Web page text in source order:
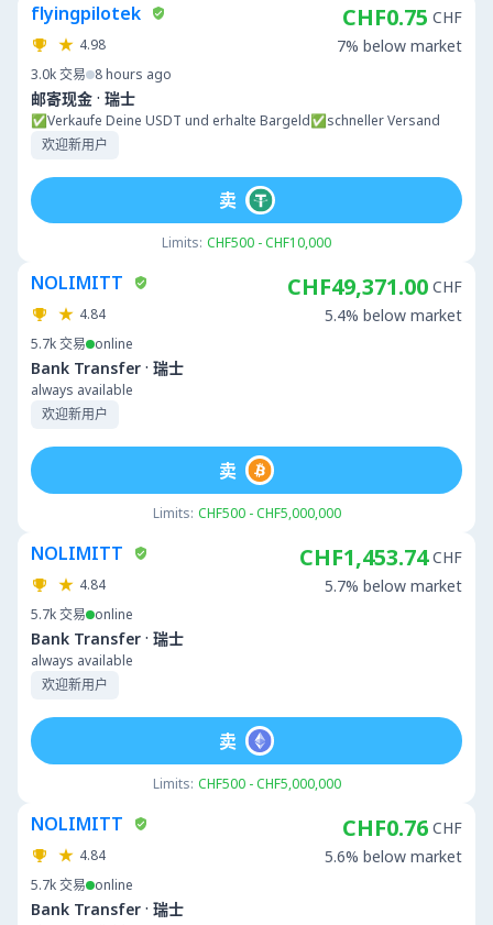
flyingpilotek
4.98
3.0k交易 8 hours ago
邮寄现金 · 瑞士
✅Verkaufe Deine USDT und erhalte Bargeld✅schneller Versand
欢迎新用户
CHF0.75 CHF
7% below market
Limits: CHF500 - CHF10,000
卖
NOLIMITT
4.84
5.7k交易 online
Bank Transfer · 瑞士
always available
欢迎新用户
CHF49,371.00 CHF
5.4% below market
Limits: CHF500 - CHF5,000,000
卖
NOLIMITT
4.84
5.7k交易 online
Bank Transfer · 瑞士
always available
欢迎新用户
CHF1,453.74 CHF
5.7% below market
Limits: CHF500 - CHF5,000,000
卖
NOLIMITT
4.84
5.7k交易 online
Bank Transfer · 瑞士
CHF0.76 CHF
5.6% below market